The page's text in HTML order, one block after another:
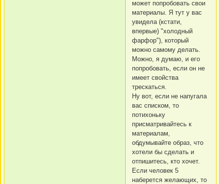
может попробовать свои
материалы. Я тут у вас
увидела (кстати,
впервые) "холодный
фарфор"), который
можно самому делать.
Можно, я думаю, и его
попробовать, если он не
имеет свойства
трескаться.
Ну вот, если не напугала
вас списком, то
потихоньку
присматривайтесь к
материалам,
обдумывайте образ, что
хотели бы сделать и
отпишитесь, кто хочет.
Если человек 5
наберется желающих, то